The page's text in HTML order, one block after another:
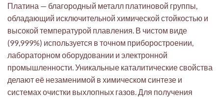
Платина — благородный металл платиновой группы,
обладающий исключительной химической стойкостью и
высокой температурой плавления. В чистом виде
(99,999%) используется в точном приборостроении,
лабораторном оборудовании и электронной
промышленности. Уникальные каталитические свойства
делают её незаменимой в химическом синтезе и
системах очистки выхлопных газов. Для получения